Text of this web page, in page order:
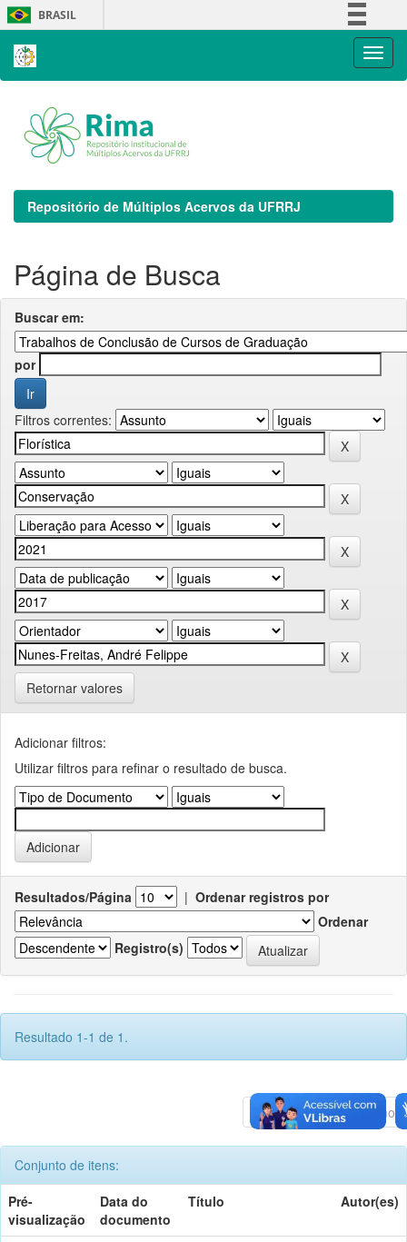
Skip
navigation
BRASIL
Repositório de Múltiplos Acervos da UFRRJ
Página de Busca
Buscar em:
por
Filtros correntes:
Retornar valores
Adicionar filtros:
Utilizar filtros para refinar o resultado de busca.
Resultados/Página | Ordenar registros por
Ordenar
Registro(s)
Resultado 1-1 de 1.
Anterior 1 Póximo
Conjunto de itens:
Pré-
visualização
Data do
documento
Título Autor(es)